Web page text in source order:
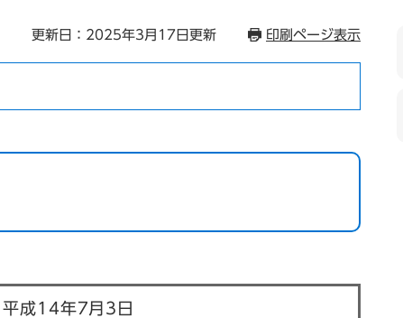
更新日：2025年3月17日更新 印刷ページ表示
平成14年7月3日